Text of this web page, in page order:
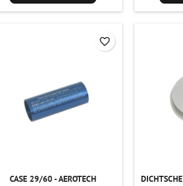
CASE 29/60 - AEROTECH
favorite_border